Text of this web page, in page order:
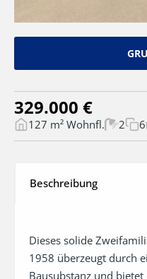
329.000 €
127 m² Wohnfl. 2 6
Beschreibung
Dieses solide
1958 überzeugt durch
Bausubstanz und